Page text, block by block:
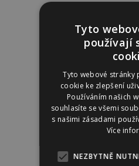
Tyto
používají
Tyto webové
cookie ke zlepšení
Používáním našich
souhlasíte se všemi
s našimi zásadami
Více
NEZBYTNĚ